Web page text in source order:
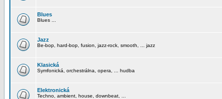
Blues
Blues ...
Jazz
Be-bop, hard-bop, fusion, jazz-rock, smooth, ... jazz
Klasická
Symfonická, orchestrálna, opera, ... hudba
Elektronická
Techno, ambient, house, downbeat, ...